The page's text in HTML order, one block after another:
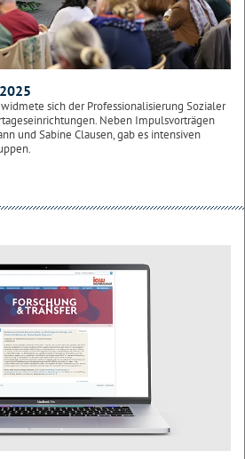
sich der Professionalisierung Sozialer
Neben Impulsvorträgen
und Sabine Clausen, gab es intensiven